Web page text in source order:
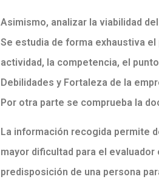
Asimismo, analizar la viabilidad
Se estudia de forma exhaustiva
actividad, la competencia, el
Debilidades y Fortaleza de la
Por otra parte se comprueba la
La información recogida permite
mayor dificultad para el evaluador
predisposición de una persona